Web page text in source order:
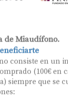
de Miaudífono.
consiste en un
(100€ en
siempre que se